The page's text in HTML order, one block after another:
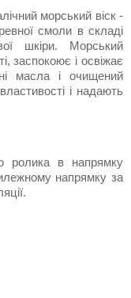
морський віск -
смоли в складі
шкіри. Морський
заспокоює і освіжає
масла і очищений
і надають
ролика в напрямку
напрямку за